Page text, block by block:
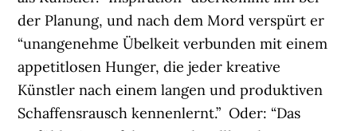
der Planung, und nach dem Mord verspürt er
“unangenehme Übelkeit verbunden mit einem
appetitlosen Hunger, die jeder kreative
Künstler nach einem langen und produktiven
Schaffensrausch kennenlernt.” Oder: “Das